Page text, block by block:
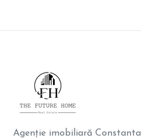
Agenție imobiliară Constanta